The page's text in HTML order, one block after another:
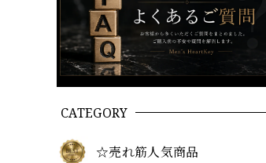
CATEGORY
☆売れ筋人気商品